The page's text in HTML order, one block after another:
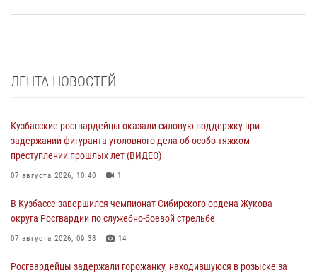
ЛЕНТА НОВОСТЕЙ
Кузбасские росгвардейцы оказали силовую поддержку при
задержании фигуранта уголовного дела об особо тяжком
преступлении прошлых лет (ВИДЕО)
07 августа 2026, 10:40 1
В Кузбассе завершился чемпионат Сибирского ордена Жукова
округа Росгвардии по служебно-боевой стрельбе
07 августа 2026, 09:38 14
Росгвардейцы задержали горожанку, находившуюся в розыске за